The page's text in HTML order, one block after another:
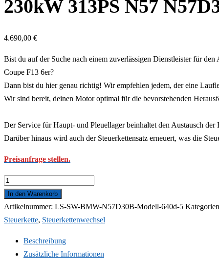
230kW 313PS N57
4.690,00 €
Bist du auf der Suche nach einem zuverlässigen Dienstleister für
Coupe F13 6er?
Dann bist du hier genau richtig! Wir empfehlen jedem, der eine
Wir sind bereit, deinen Motor optimal für die bevorstehenden
Der Service für Haupt- und Pleuellager beinhaltet den Austausch
Darüber hinaus wird auch der Steuerkettensatz erneuert, was die
Preisanfrage stellen.
Pleuellager-
Service
inkl.
Steuerkennwechsel
In den Warenkorb
Artikelnummer: LS-SW-BMW-N57D30B-Modell-640d-5
Steuerkette, Steuerkettenwechsel
Beschreibung
Zusätzliche Informationen